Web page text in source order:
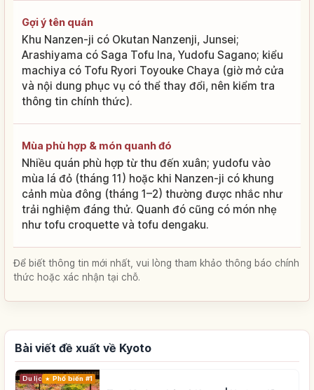
Gợi ý tên quán
Khu Nanzen-ji có Okutan Nanzenji, Junsei;
Arashiyama có Saga Tofu Ina, Yudofu Sagano; kiểu
machiya có Tofu Ryori Toyouke Chaya (giờ mở cửa
và nội dung phục vụ có thể thay đổi, nên kiểm tra
thông tin chính thức).
Mùa phù hợp & món quanh đó
Nhiều quán phù hợp từ thu đến xuân; yudofu vào
mùa lá đỏ (tháng 11) hoặc khi Nanzen-ji có khung
cảnh mùa đông (tháng 1–2) thường được nhắc như
trải nghiệm đáng thử. Quanh đó cũng có món nhẹ
như tofu croquette và tofu dengaku.
Để biết thông tin mới nhất, vui lòng tham khảo thông báo chính
thức hoặc xác nhận tại chỗ.
Bài viết đề xuất về Kyoto
Du lịch Phổ biến #1